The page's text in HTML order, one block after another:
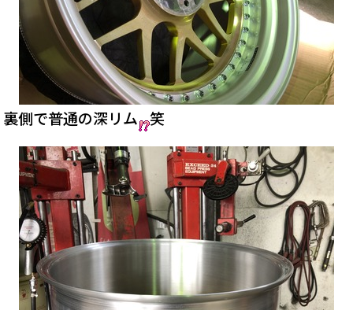
裏側で普通の深リム 笑